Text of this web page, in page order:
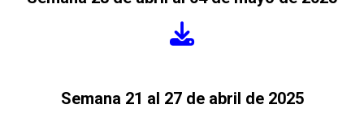
Semana 21 al 27 de abril de 2025